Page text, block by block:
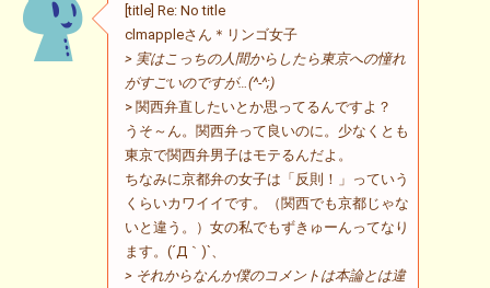
[title] Re: No title
clmappleさん＊リンゴ女子
> 実はこっちの人間からしたら東京への憧れ
がすごいのですが…(^-^;)
> 関西弁直したいとか思ってるんですよ？
うそ～ん。関西弁って良いのに。少なくとも
東京で関西弁男子はモテるんだよ。
ちなみに京都弁の女子は「反則！」っていう
くらいカワイイです。（関西でも京都じゃな
いと違う。）女の私でもずきゅーんってなり
ます。(´Д｀)`、
> それからなんか僕のコメントは本論とは違